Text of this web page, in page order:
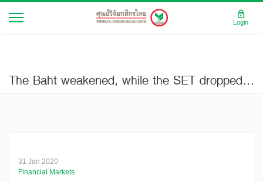
The Baht weakened, while the SET dropped on the continued spread of coronavirus
31 Jan 2020
Financial Markets
Login